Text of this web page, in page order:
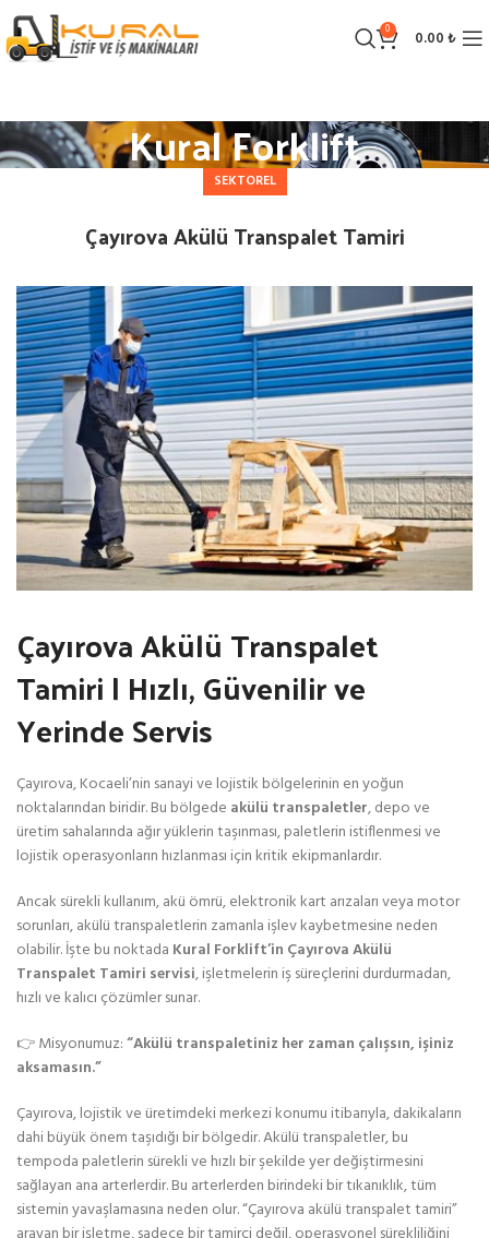
0 0.00₺
Kural Forklift
SEKTOREL
Çayırova Akülü Transpalet Tamiri
Çayırova Akülü Transpalet
Tamiri | Hızlı, Güvenilir ve
Yerinde Servis
Çayırova, Kocaeli’nin sanayi ve lojistik bölgelerinin en yoğun
noktalarından biridir. Bu bölgede akülü transpaletler, depo ve
üretim sahalarında ağır yüklerin taşınması, paletlerin istiflenmesi ve
lojistik operasyonların hızlanması için kritik ekipmanlardır.
Ancak sürekli kullanım, akü ömrü, elektronik kart arızaları veya motor
sorunları, akülü transpaletlerin zamanla işlev kaybetmesine neden
olabilir. İşte bu noktada Kural Forklift’in Çayırova Akülü
Transpalet Tamiri servisi, işletmelerin iş süreçlerini durdurmadan,
hızlı ve kalıcı çözümler sunar.
👉 Misyonumuz:“Akülü transpaletiniz her zaman çalışsın, işiniz
aksamasın.”
Çayırova, lojistik ve üretimdeki merkezi konumu itibarıyla, dakikaların
dahi büyük önem taşıdığı bir bölgedir. Akülü transpaletler, bu
tempoda paletlerin sürekli ve hızlı bir şekilde yer değiştirmesini
sağlayan ana arterlerdir. Bu arterlerden birindeki bir tıkanıklık, tüm
sistemin yavaşlamasına neden olur. “Çayırova akülü transpalet tamiri”